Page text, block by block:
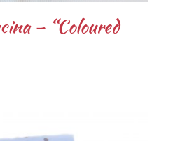
– “Coloured